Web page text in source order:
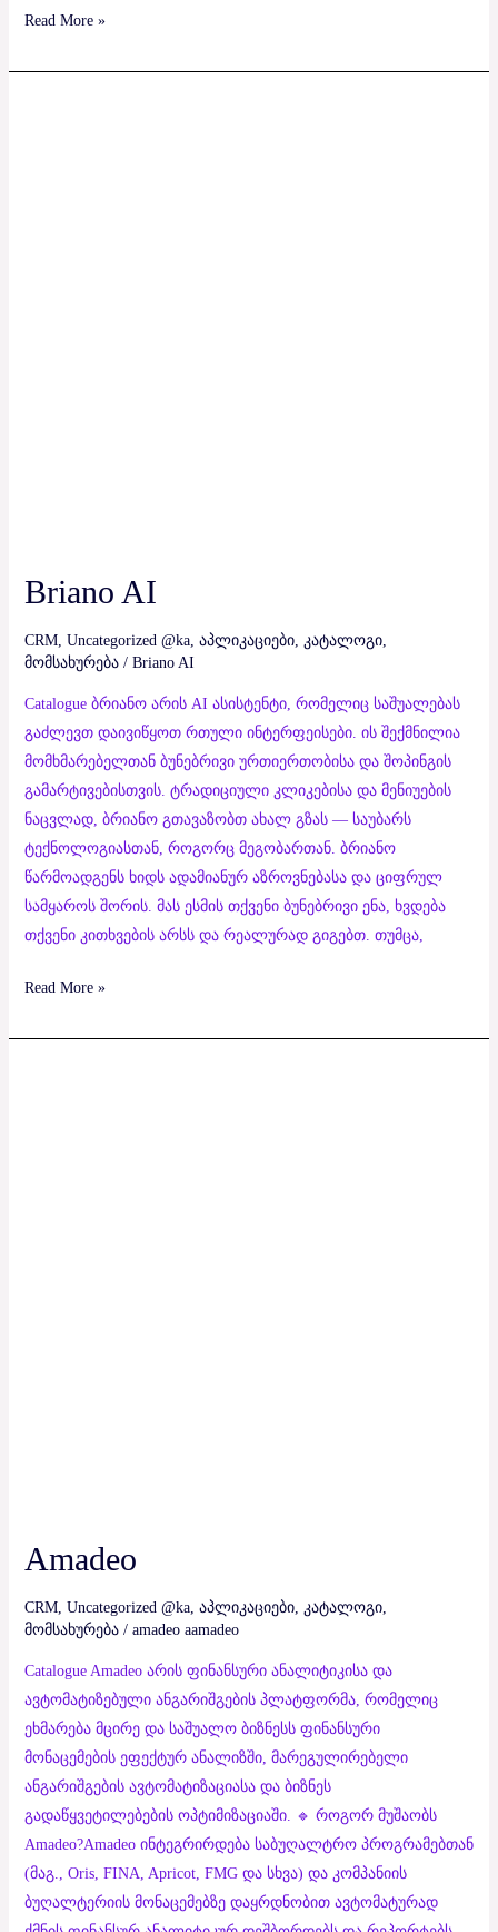
Read More »
Briano AI
CRM, Uncategorized @ka, აპლიკაციები, კატალოგი,
მომსახურება/ Briano AI
Catalogue ბრიანო არის AI ასისტენტი, რომელიც საშუალებას
გაძლევთ დაივიწყოთ რთული ინტერფეისები. ის შექმნილია
მომხმარებელთან ბუნებრივი ურთიერთობისა და შოპინგის
გამარტივებისთვის. ტრადიციული კლიკებისა და მენიუების
ნაცვლად, ბრიანო გთავაზობთ ახალ გზას — საუბარს
ტექნოლოგიასთან, როგორც მეგობართან. ბრიანო
წარმოადგენს ხიდს ადამიანურ აზროვნებასა და ციფრულ
სამყაროს შორის. მას ესმის თქვენი ბუნებრივი ენა, ხვდება
თქვენი კითხვების არსს და რეალურად გიგებთ. თუმცა,
Read More »
Amadeo
CRM, Uncategorized @ka, აპლიკაციები, კატალოგი,
მომსახურება/ amadeo aamadeo
Catalogue Amadeo არის ფინანსური ანალიტიკისა და
ავტომატიზებული ანგარიშგების პლატფორმა, რომელიც
ეხმარება მცირე და საშუალო ბიზნესს ფინანსური
მონაცემების ეფექტურ ანალიზში, მარეგულირებელი
ანგარიშგების ავტომატიზაციასა და ბიზნეს
გადაწყვეტილებების ოპტიმიზაციაში. 🔹 როგორ მუშაობს
Amadeo?Amadeo ინტეგრირდება საბუღალტრო პროგრამებთან
(მაგ., Oris, FINA, Apricot, FMG და სხვა) და კომპანიის
ბუღალტერიის მონაცემებზე დაყრდნობით ავტომატურად